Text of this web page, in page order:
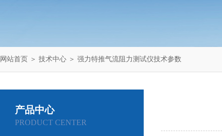
网站首页 ＞ 技术中心 ＞ 强力特推气流阻力测试仪技术参数
产品中心
PRODUCT CENTER